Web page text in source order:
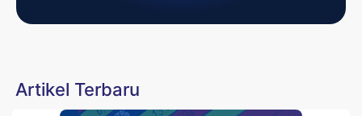
Artikel Terbaru